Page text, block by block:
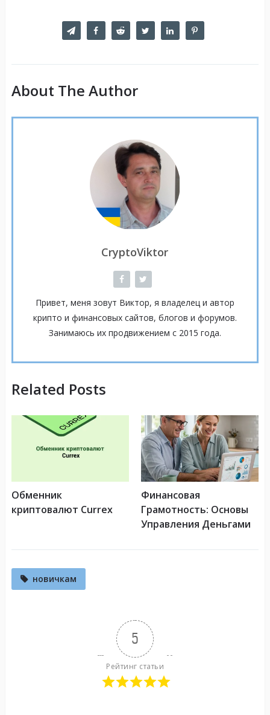
About The Author
CryptoViktor
Привет, меня зовут Виктор, я владелец и автор
крипто и финансовых сайтов, блогов и форумов.
Занимаюсь их продвижением с 2015 года.
Related Posts
Обменник
криптовалют Currex
Финансовая
Грамотность: Основы
Управления Деньгами
новичкам
5
Рейтинг статьи